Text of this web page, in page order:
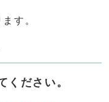
す。
ください。